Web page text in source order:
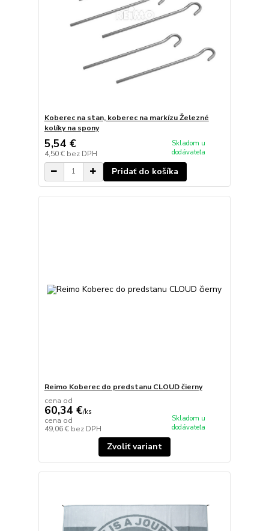
Koberec na stan, koberec na markízu Železné
kolíky na spony
5,54 €
4,50 € bez DPH
Skladom u
dodávateľa
Pridať do košíka
Reimo Koberec do predstanu CLOUD čierny
cena od
60,34 €/ks
cena od
49,06 € bez DPH
Skladom u
dodávateľa
Zvoliť variant